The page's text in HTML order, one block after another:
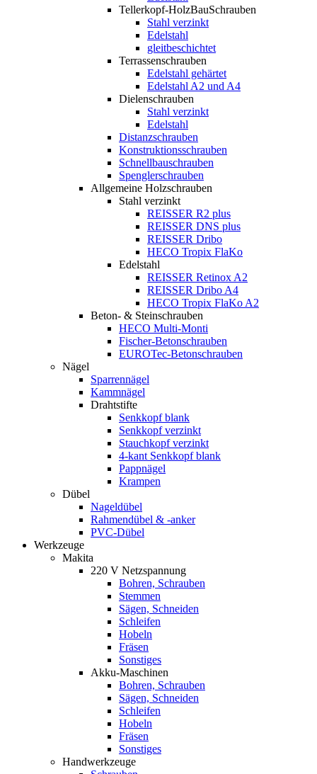
Tellerkopf-HolzBauSchrauben
Stahl verzinkt
Edelstahl
gleitbeschichtet
Terrassenschrauben
Edelstahl gehärtet
Edelstahl A2 und A4
Dielenschrauben
Stahl verzinkt
Edelstahl
Distanzschrauben
Konstruktionsschrauben
Schnellbauschrauben
Spenglerschrauben
Allgemeine Holzschrauben
Stahl verzinkt
REISSER R2 plus
REISSER DNS plus
REISSER Dribo
HECO Tropix FlaKo
Edelstahl
REISSER Retinox A2
REISSER Dribo A4
HECO Tropix FlaKo A2
Beton- & Steinschrauben
HECO Multi-Monti
Fischer-Betonschrauben
EUROTec-Betonschrauben
Nägel
Sparrennägel
Kammnägel
Drahtstifte
Senkkopf blank
Senkkopf verzinkt
Stauchkopf verzinkt
4-kant Senkkopf blank
Pappnägel
Krampen
Dübel
Nageldübel
Rahmendübel & -anker
PVC-Dübel
Werkzeuge
Makita
220 V Netzspannung
Bohren, Schrauben
Stemmen
Sägen, Schneiden
Schleifen
Hobeln
Fräsen
Sonstiges
Akku-Maschinen
Bohren, Schrauben
Sägen, Schneiden
Schleifen
Hobeln
Fräsen
Sonstiges
Handwerkzeuge